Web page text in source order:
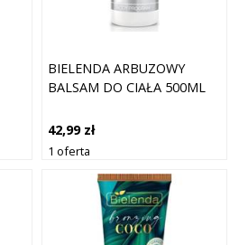
BIELENDA ARBUZOWY
BALSAM DO CIAŁA 500ML
42,99 zł
1 oferta